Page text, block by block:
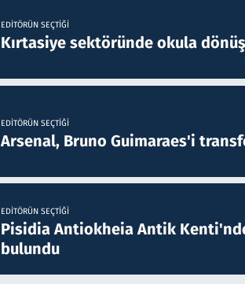
EDITÖRÜN SEÇTIĞI
Kırtasiye sektöründe okula
EDITÖRÜN SEÇTIĞI
Arsenal, Bruno Guimaraes'i
EDITÖRÜN SEÇTIĞI
Pisidia Antiokheia Antik
bulundu